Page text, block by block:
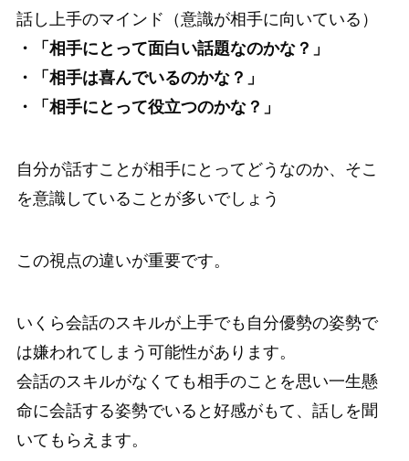
話し上手のマインド（意識が相手に向いている）
・「相手にとって面白い話題なのかな？」
・「相手は喜んでいるのかな？」
・「相手にとって役立つのかな？」
自分が話すことが相手にとってどうなのか、そこ
を意識していることが多いでしょう
この視点の違いが重要です。
いくら会話のスキルが上手でも自分優勢の姿勢で
は嫌われてしまう可能性があります。
会話のスキルがなくても相手のことを思い一生懸
命に会話する姿勢でいると好感がもて、話しを聞
いてもらえます。